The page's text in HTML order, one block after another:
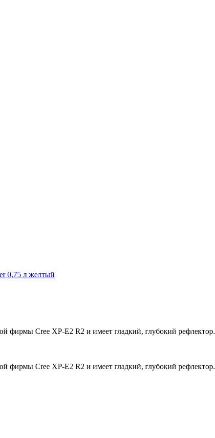
0,75 л желтый
фирмы Cree XP-E2 R2 и имеет гладкий, глубокий рефлектор.
фирмы Cree XP-E2 R2 и имеет гладкий, глубокий рефлектор.